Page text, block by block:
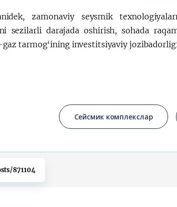
zamonaviy seysmik
sezilarli darajada oshirish, sohada
tarmog‘ining investitsiyaviy
Сейсмик комплекслар
871104